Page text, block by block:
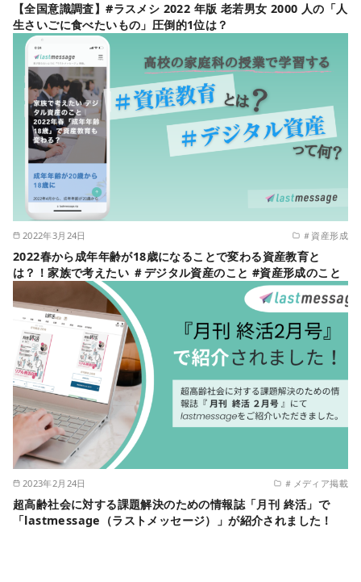
【全国意識調査】#ラスメシ 2022 年版 老若男女 2000 人の「人
生さいごに食べたいもの」圧倒的1位は？
2022年3月24日 ＃資産形成
2022春から成年年齢が18歳になることで変わる資産教育と
は？！家族で考えたい ＃デジタル資産のこと #資産形成のこと
2023年2月24日 ＃メディア掲載
超高齢社会に対する課題解決のための情報誌「月刊 終活」で
「lastmessage（ラストメッセージ）」が紹介されました！